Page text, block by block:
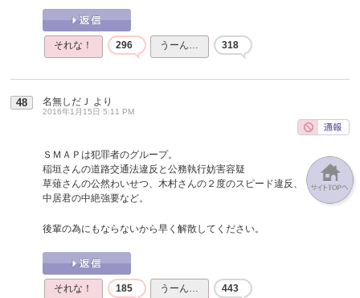
それな！ 296 うーん… 318
48 名無しだＪ より
2016年1月15日 5:11 PM
ＳＭＡＰは犯罪者のグループ。
稲垣さんの道路交通法違反と公務執行妨害容疑
草薙さんの公然わいせつ、木村さんの２度のスピード違反、
中居君の中絶強要など。
後輩の為にもならないから早く解散してください。
それな！ 185 うーん… 443